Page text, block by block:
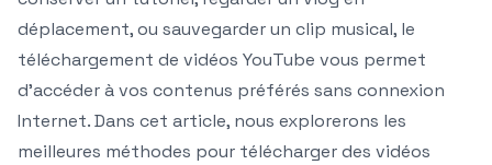
déplacement, ou sauvegarder un clip musical, le
téléchargement de vidéos YouTube vous permet
d’accéder à vos contenus préférés sans connexion
Internet. Dans cet article, nous explorerons les
meilleures méthodes pour télécharger des vidéos